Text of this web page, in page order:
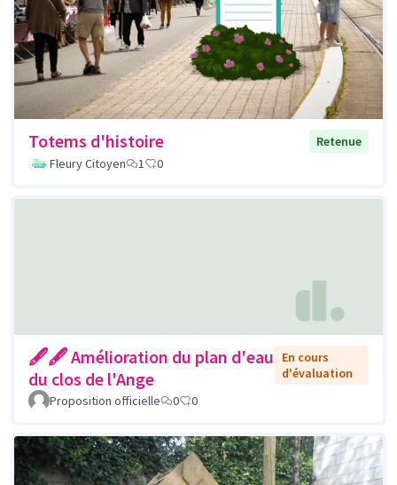
Totems d'histoire
Retenue
Fleury Citoyen
1 0
🖋🖋 Amélioration du plan d'eau
du clos de l'Ange
En cours
d'évaluation
Proposition officielle
0 0